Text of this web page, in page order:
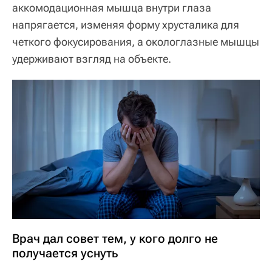
аккомодационная мышца внутри глаза
напрягается, изменяя форму хрусталика для
четкого фокусирования, а окологлазные мышцы
удерживают взгляд на объекте.
Врач дал совет тем, у кого долго не
получается уснуть